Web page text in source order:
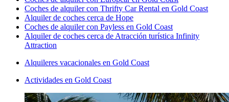
Coches de alquiler con Thrifty Car Rental en Gold Coast
Alquiler de coches cerca de Hope
Coches de alquiler con Payless en Gold Coast
Alquiler de coches cerca de Atracción turística Infinity
Attraction
Alquileres vacacionales en Gold Coast
Actividades en Gold Coast